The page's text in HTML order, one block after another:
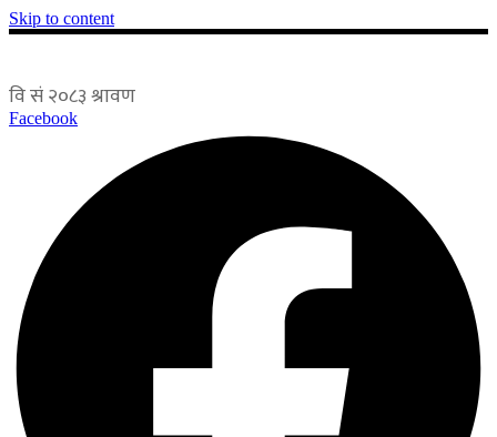
Skip to content
Facebook